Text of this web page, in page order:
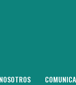
NOSOTROS